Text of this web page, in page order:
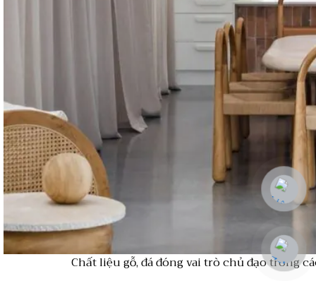
Chất liệu gỗ, đá đóng vai trò chủ đạo trong